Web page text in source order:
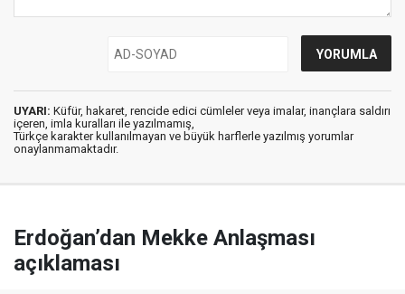
UYARI: Küfür, hakaret, rencide edici cümleler veya imalar, inançlara saldırı
içeren, imla kuralları ile yazılmamış,
Türkçe karakter kullanılmayan ve büyük harflerle yazılmış yorumlar
onaylanmamaktadır.
Erdoğan’dan Mekke Anlaşması
açıklaması